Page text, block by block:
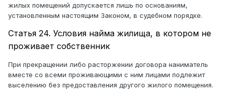
жилых помещений допускается лишь по основаниям,
установленным настоящим Законом, в судебном порядке.
Статья 24. Условия найма жилища, в котором не
проживает собственник
При прекращении либо расторжении договора наниматель
вместе со всеми проживающими с ним лицами подлежит
выселению без предоставления другого жилого помещения.